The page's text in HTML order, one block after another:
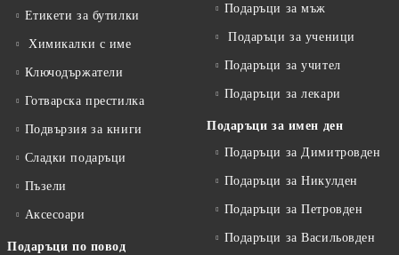
Етикети за бутилки
Химикалки с име
Ключодържатели
Готварска престилка
Подвързия за книги
Сладки подаръци
Пъзели
Аксесоари
Подаръци по повод
Подаръци за мъж
Подаръци за ученици
Подаръци за учител
Подаръци за лекари
Подаръци за имен ден
Подаръци за Димитровден
Подаръци за Никулден
Подаръци за Петровден
Подаръци за Васильовден